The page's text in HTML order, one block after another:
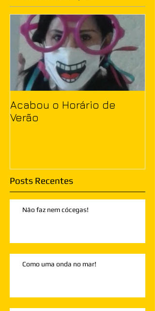
Acabou o Horário de
Verão
Posts Recentes
Não faz nem cócegas!
Como uma onda no mar!